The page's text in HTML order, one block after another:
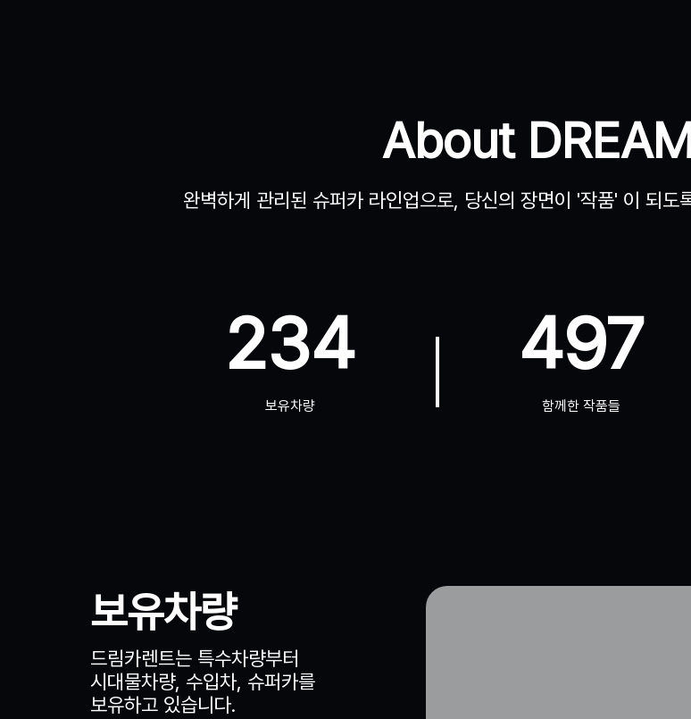
About
완벽하게 관리된 슈퍼카 라인업으로, 당신의 장면이 '작품' 이 되도
234
보유차량
497
함께한 작품들
보유차량
드림카렌트는 특수차량부터
시대물차량, 수입차, 슈퍼카를
보유하고 있습니다.